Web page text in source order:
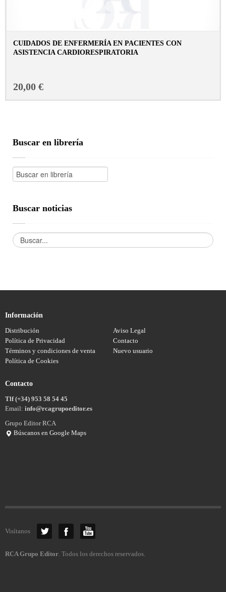
CUIDADOS DE ENFERMERÍA EN PACIENTES CON
ASISTENCIA CARDIORESPIRATORIA
20,00 €
Buscar en librería
Buscar noticias
Información
Distribución
Aviso Legal
Política de Privacidad
Contacto
Términos y condiciones de venta
Nuevo usuario
Política de Cookies
Contacto
Tlf (+34) 953 58 54 45
Email: info@rcagrupoeditor.es
Grupo Editor RCA
Búscanos en Google Maps
Visítanos
RCA Grupo Editor. Todos los derechos reservados.